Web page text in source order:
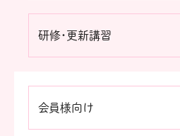
研修・更新講習
会員様向け